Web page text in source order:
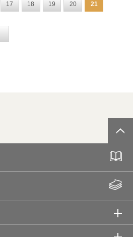
17 18 19 20 21